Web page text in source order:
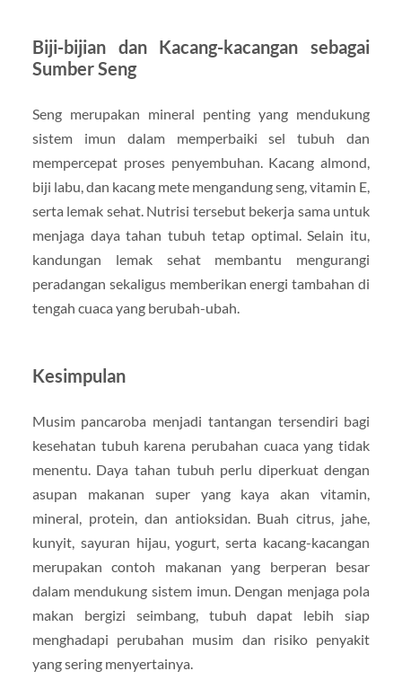
Biji-bijian dan Kacang-kacangan sebagai
Sumber Seng
Seng merupakan mineral penting yang mendukung
sistem imun dalam memperbaiki sel tubuh dan
mempercepat proses penyembuhan. Kacang almond,
biji labu, dan kacang mete mengandung seng, vitamin E,
serta lemak sehat. Nutrisi tersebut bekerja sama untuk
menjaga daya tahan tubuh tetap optimal. Selain itu,
kandungan lemak sehat membantu mengurangi
peradangan sekaligus memberikan energi tambahan di
tengah cuaca yang berubah-ubah.
Kesimpulan
Musim pancaroba menjadi tantangan tersendiri bagi
kesehatan tubuh karena perubahan cuaca yang tidak
menentu. Daya tahan tubuh perlu diperkuat dengan
asupan makanan super yang kaya akan vitamin,
mineral, protein, dan antioksidan. Buah citrus, jahe,
kunyit, sayuran hijau, yogurt, serta kacang-kacangan
merupakan contoh makanan yang berperan besar
dalam mendukung sistem imun. Dengan menjaga pola
makan bergizi seimbang, tubuh dapat lebih siap
menghadapi perubahan musim dan risiko penyakit
yang sering menyertainya.